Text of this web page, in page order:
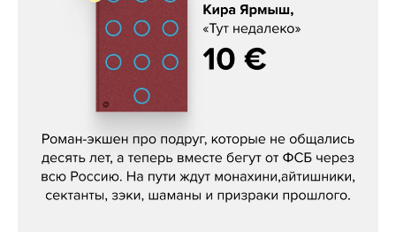
Кира Ярмыш, «Тут недалеко»